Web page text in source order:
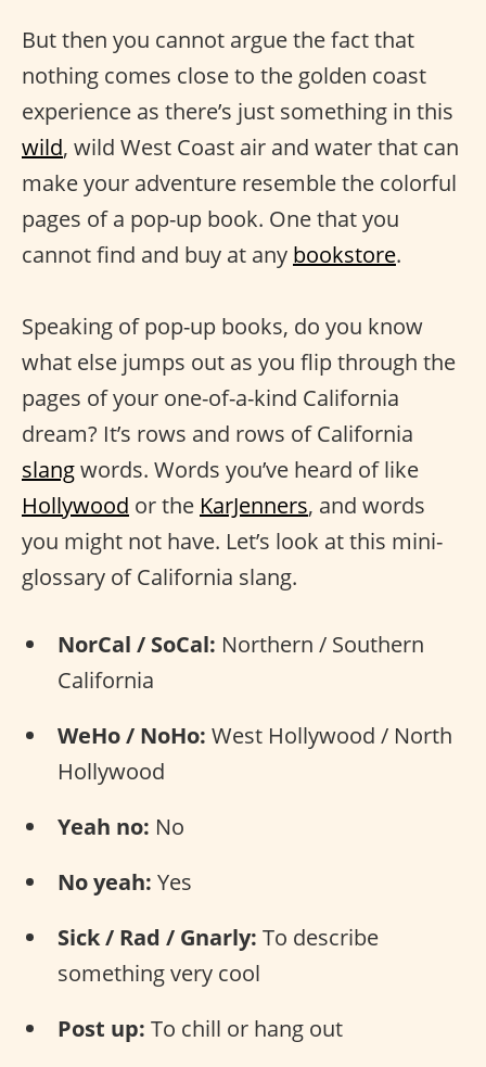
But then you cannot argue the fact that
nothing comes close to the golden coast
experience as there’s just something in this
wild, wild West Coast air and water that can
make your adventure resemble the colorful
pages of a pop-up book. One that you
cannot find and buy at any bookstore.
Speaking of pop-up books, do you know
what else jumps out as you flip through the
pages of your one-of-a-kind California
dream? It’s rows and rows of California
slangwords. Words you’ve heard of like
Hollywood or the KarJenners, and words
you might not have. Let’s look at this mini-
glossary of California slang.
NorCal / SoCal: Northern / Southern
California
WeHo / NoHo: West Hollywood / North
Hollywood
Yeah no: No
No yeah: Yes
Sick / Rad / Gnarly: To describe
something very cool
Post up: To chill or hang out